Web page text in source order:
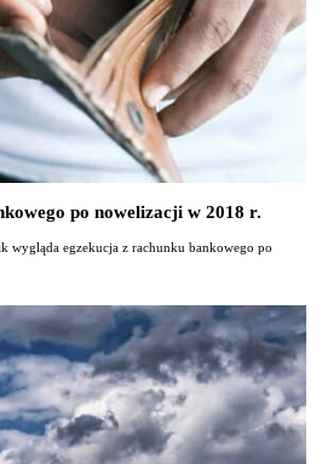
po nowelizacji w 2018 r.
wygląda egzekucja z rachunku bankowego po